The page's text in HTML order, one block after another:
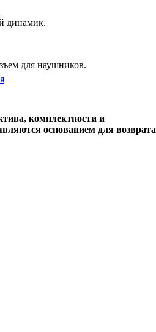
динамик.
для наушников.
комплектности и
основанием для возврата